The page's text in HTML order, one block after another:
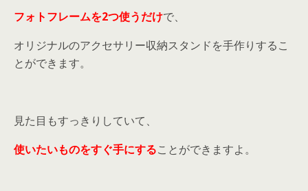
フォトフレームを2つ使うだけで、
オリジナルのアクセサリー収納スタンドを手作りするこ
とができます。
見た目もすっきりしていて、
使いたいものをすぐ手にすることができますよ。